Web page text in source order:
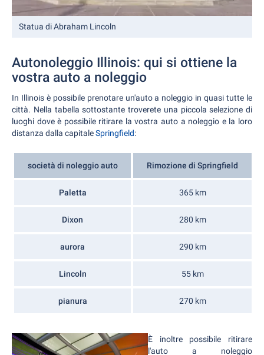
Statua di Abraham Lincoln
Autonoleggio Illinois: qui si ottiene la
vostra auto a noleggio
In Illinois è possibile prenotare un'auto a noleggio in quasi tutte le
città. Nella tabella sottostante troverete una piccola selezione di
luoghi dove è possibile ritirare la vostra auto a noleggio e la loro
distanza dalla capitaleSpringfield:
società di noleggio auto Rimozione di Springfield
Paletta 365 km
Dixon 280 km
aurora 290 km
Lincoln 55 km
pianura 270 km
È inoltre possibile ritirare
l'auto a noleggio